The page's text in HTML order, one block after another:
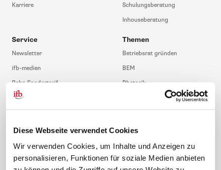
Diese Webseite verwendet Cookies
Wir verwenden Cookies, um Inhalte und Anzeigen zu
personalisieren, Funktionen für soziale Medien anbieten
Karriere
Schulungsberatung
Inhouseberatung
Service
Newsletter
ifb-medien
Bahn Sondertarif
meinifb
FAQ
ifb-App Betriebsrat360
Themen
Betriebsrat gründen
BEM
Rhetorik
JAV-Wahl
News. Wissen. Themen. Folgen Sie uns